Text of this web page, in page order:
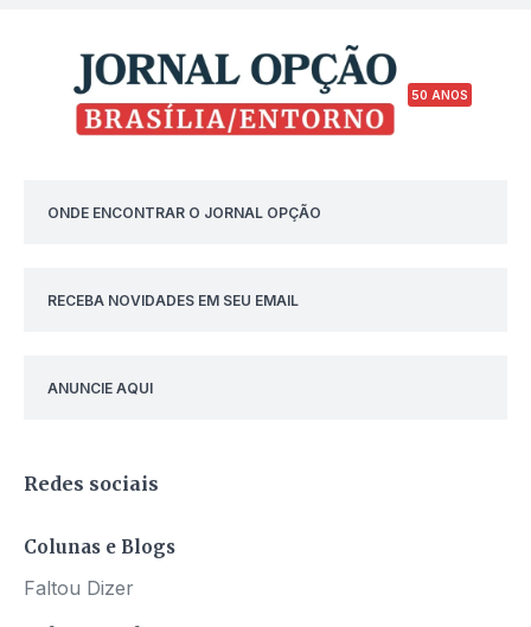
50 ANOS
ONDE ENCONTRAR O JORNAL OPÇÃO
RECEBA NOVIDADES EM SEU EMAIL
ANUNCIE AQUI
Redes sociais
Colunas e Blogs
Faltou Dizer